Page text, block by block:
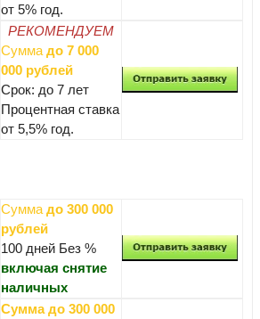
от 5% год.
РЕКОМЕНДУЕМ
Сумма до 7 000
000 рублей
Срок: до 7 лет
Процентная ставка
от 5,5% год.
Сумма до 300 000
рублей
100 дней Без %
включая снятие
наличных
Сумма до 300 000